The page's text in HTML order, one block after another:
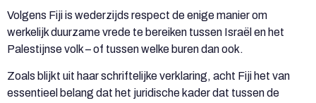
Volgens Fiji is wederzijds respect de enige manier om
werkelijk duurzame vrede te bereiken tussen Israël en het
Palestijnse volk – of tussen welke buren dan ook.
Zoals blijkt uit haar schriftelijke verklaring, acht Fiji het van
essentieel belang dat het juridische kader dat tussen de